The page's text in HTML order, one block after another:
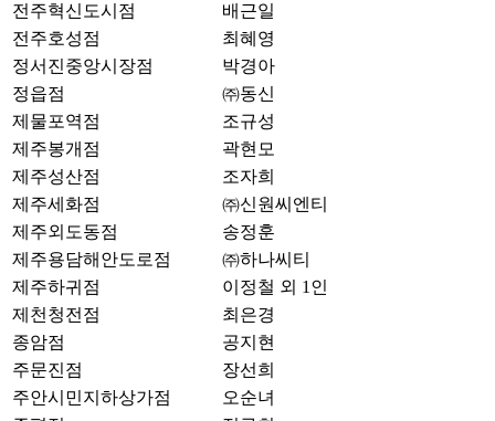
전주혁신도시점
배근일
전주호성점
최혜영
정서진중앙시장점
박경아
정읍점
㈜동신
제물포역점
조규성
제주봉개점
곽현모
제주성산점
조자희
제주세화점
㈜신원씨엔티
제주외도동점
송정훈
제주용담해안도로점
㈜하나씨티
제주하귀점
이정철 외 1인
제천청전점
최은경
종암점
공지현
주문진점
장선희
주안시민지하상가점
오순녀